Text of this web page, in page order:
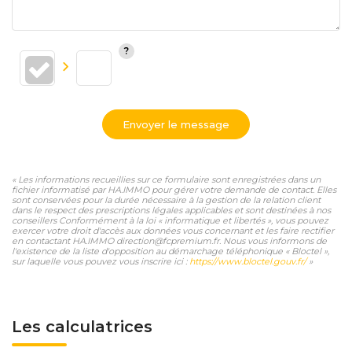
Envoyer le message
« Les informations recueillies sur ce formulaire sont enregistrées dans un
fichier informatisé par HA.IMMO pour gérer votre demande de contact. Elles
sont conservées pour la durée nécessaire à la gestion de la relation client
dans le respect des prescriptions légales applicables et sont destinées à nos
conseillers Conformément à la loi « informatique et libertés », vous pouvez
exercer votre droit d'accès aux données vous concernant et les faire rectifier
en contactant HA.IMMO direction@fcpremium.fr. Nous vous informons de
l'existence de la liste d'opposition au démarchage téléphonique « Bloctel »,
sur laquelle vous pouvez vous inscrire ici : https://www.bloctel.gouv.fr/»
Les calculatrices